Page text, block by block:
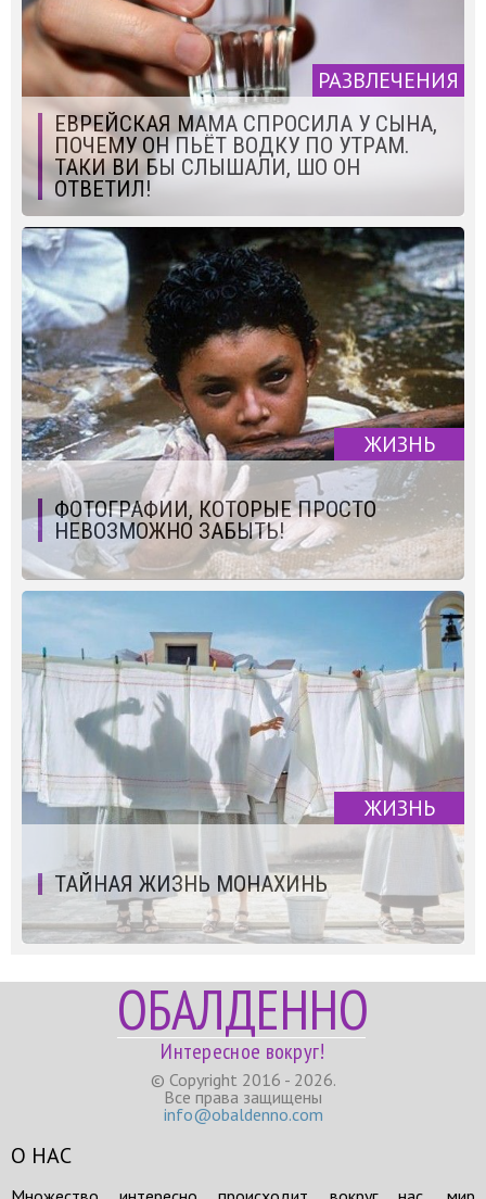
РАЗВЛЕЧЕНИЯ
ЕВРЕЙСКАЯ МАМА СПРОСИЛА У СЫНА,
ПОЧЕМУ ОН ПЬЁТ ВОДКУ ПО УТРАМ.
ТАКИ ВИ БЫ СЛЫШАЛИ, ШО ОН
ОТВЕТИЛ!
ЖИЗНЬ
ФОТОГРАФИИ, КОТОРЫЕ ПРОСТО
НЕВОЗМОЖНО ЗАБЫТЬ!
ЖИЗНЬ
ТАЙНАЯ ЖИЗНЬ МОНАХИНЬ
ОБАЛДЕННО
Интересное вокруг!
© Copyright 2016 - 2026.
Все права защищены
info@obaldenno.com
О НАС